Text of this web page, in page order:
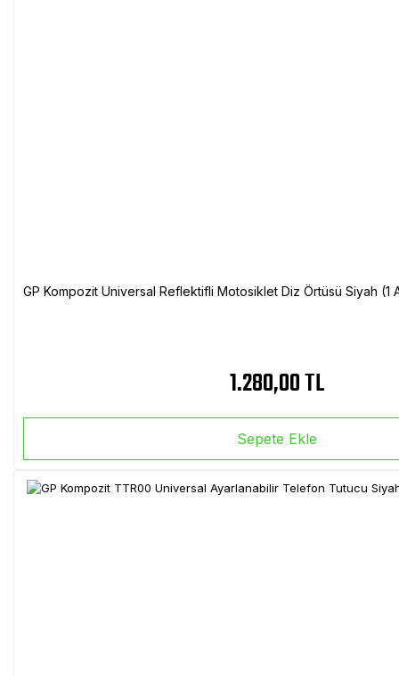
GP Kompozit Universal Reflektifli Motosiklet Diz Örtüsü Siyah
1.280,00 TL
Sepete Ekle